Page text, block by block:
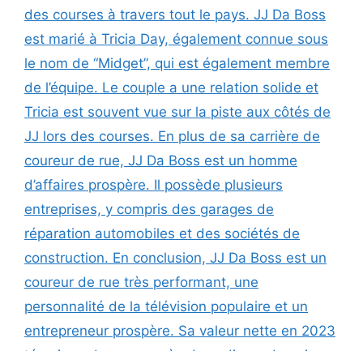
des courses à travers tout le pays. JJ Da Boss
est marié à Tricia Day, également connue sous
le nom de “Midget”, qui est également membre
de l’équipe. Le couple a une relation solide et
Tricia est souvent vue sur la piste aux côtés de
JJ lors des courses. En plus de sa carrière de
coureur de rue, JJ Da Boss est un homme
d’affaires prospère. Il possède plusieurs
entreprises, y compris des garages de
réparation automobiles et des sociétés de
construction. En conclusion, JJ Da Boss est un
coureur de rue très performant, une
personnalité de la télévision populaire et un
entrepreneur prospère. Sa valeur nette en 2023